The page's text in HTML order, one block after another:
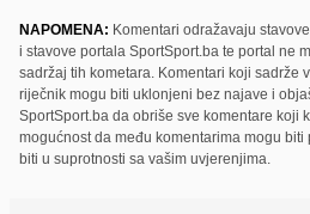
NAPOMENA: Komentari odražavaju
i stavove portala SportSport.ba te portal ne
sadržaj tih kometara. Komentari koji sadrže
riječnik mogu biti uklonjeni bez najave i
SportSport.ba da obriše sve komentare koji
mogućnost da među komentarima mogu
biti u suprotnosti sa vašim uvjerenjima.